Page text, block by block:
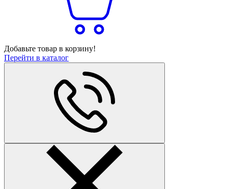
Добавьте товар в корзину!
Перейти в каталог